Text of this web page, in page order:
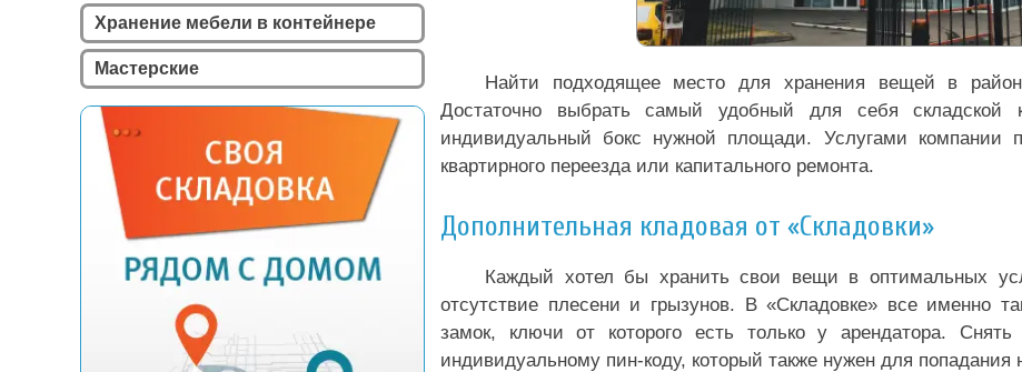
Хранение мебели в контейнере
Мастерские
Найти подходящее место для хранения вещей в
Достаточно выбрать самый удобный для себя складской
индивидуальный бокс нужной площади. Услугами компании
квартирного переезда или капитального ремонта.
Дополнительная кладовая от «Складовки»
Каждый хотел бы хранить свои вещи в оптимальных
отсутствие плесени и грызунов. В «Складовке» все именно
замок, ключи от которого есть только у арендатора.
индивидуальному пин-коду, который также нужен для попадания